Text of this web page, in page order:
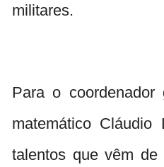
militares.
Para o
matemático Cláudio
talentos que vêm